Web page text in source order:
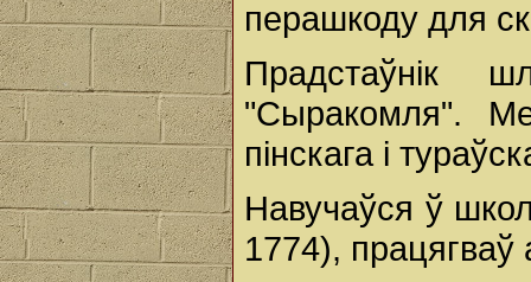
перашкоду для
Прадстаўнік
"Сыракомля".
пінскага і
Навучаўся ў
1774),